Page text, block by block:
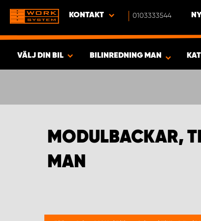
KONTAKT 0103333544
VÄLJ DIN BIL
PRODUKTER
BILINREDNING MAN
MODULBACKAR,
MAN